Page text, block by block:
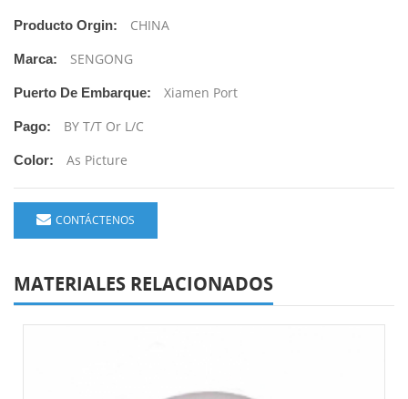
Producto Orgin: CHINA
Marca: SENGONG
Puerto De Embarque: Xiamen Port
Pago: BY T/T Or L/C
Color: As Picture
CONTÁCTENOS
MATERIALES RELACIONADOS